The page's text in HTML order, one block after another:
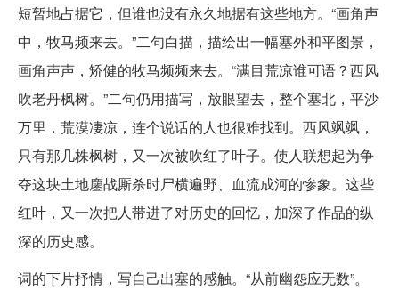
短暂地占据它，但谁也没有永久地据有这些地方。“画角声
中，牧马频来去。”二句白描，描绘出一幅塞外和平图景，
画角声声，矫健的牧马频频来去。“满目荒凉谁可语？西风
吹老丹枫树。”二句仍用描写，放眼望去，整个塞北，平沙
万里，荒漠凄凉，连个说话的人也很难找到。西风飒飒，
只有那几株枫树，又一次被吹红了叶子。使人联想起为争
夺这块土地鏖战厮杀时尸横遍野、血流成河的惨象。这些
红叶，又一次把人带进了对历史的回忆，加深了作品的纵
深的历史感。
词的下片抒情，写自己出塞的感触。“从前幽怨应无数”。